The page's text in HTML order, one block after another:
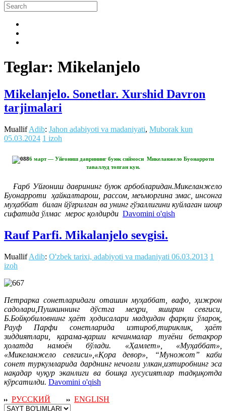
Teglar: Mikelanjelo
Mikelanjelo. Sonetlar. Xurshid Davron
tarjimalari
MuallifAdib: Jahon adabiyoti va madaniyati, Muborak kun
05.03.2024 1 izoh
6 март — Уйғониш даврининг буюк сиймоси Микеланжело Буонарроти
таваллуд топган кун.
Ғарб Уйғониш даврининг буюк арбобларидан.Микеланжело
Буонарроти ҳайкалтарош, рассом, меъморгина эмас, инсонга
муҳаббат билан йўғрилган ва унинг гўзаллигини куйлаган шоир
сифатида ўлмас мерос қолдирди Davomini o'qish
Rauf Parfi. Mikalanjelo sevgisi.
MuallifAdib: O'zbek tarixi, adabiyoti va madaniyati 06.03.2013 1
izoh
Петрарка сонетларидаги оташин муҳаббат, вафо, ҳижрон
садолари,Пушкиннинг дўстга меҳри, яширин севгиси,
Б.Бойқобиловнинг ҳаёт ҳодисалари мадҳидан фарқли ўлароқ,
Рауф Парфи сонетларида изтироб,тириклик, ҳаёт
зиддиятлари, қарама-қарши кечинмалар туғёни бетакрор
ҳолатда намоён бўлади. «Ҳамлет», «Муҳаббат»,
«Микеланжело севгиси»,«Қора девор», “Муножот” каби
сонет туркумларида дарднинг нечоғли улкан,изтиробнинг эса
нақадар чуқур эканлиги ва бошқа хусусиятлар тадқиқотда
кўрсатилди. Davomini o'qish
РУССКИЙ
ENGLISH